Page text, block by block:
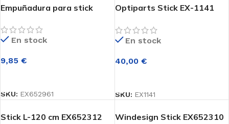
Empuñadura para stick
En stock
9,85 €
SKU: EX652961
Optiparts Stick EX-1141
En stock
40,00 €
SKU: EX1141
Stick L-120 cm EX652312
Windesign Stick EX652310